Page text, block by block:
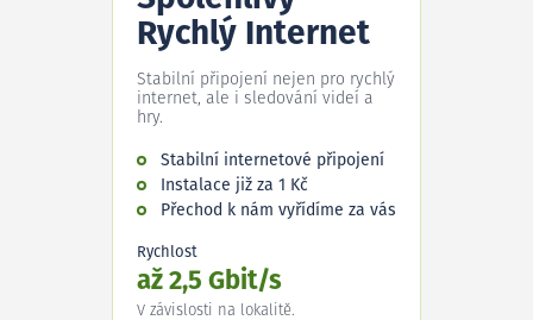
Rychlý Internet
Stabilní připojení nejen pro rychlý
internet, ale i sledování videí a
hry.
Stabilní internetové připojení
Instalace již za 1 Kč
Přechod k nám vyřídíme za vás
Rychlost
až 2,5 Gbit/s
V závislosti na lokalitě.